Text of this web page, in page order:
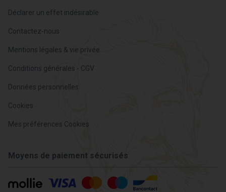
Déclarer un effet indésirable
Contactez-nous
Mentions légales & vie privée
Conditions générales - CGV
Données personnelles
Cookies
Mes préférences Cookies
Moyens de paiement sécurisés